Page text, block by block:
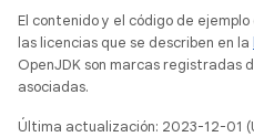
El contenido y el código de
las licencias que se describen en la
OpenJDK son marcas registradas
asociadas.
Última actualización: 2023-12-01